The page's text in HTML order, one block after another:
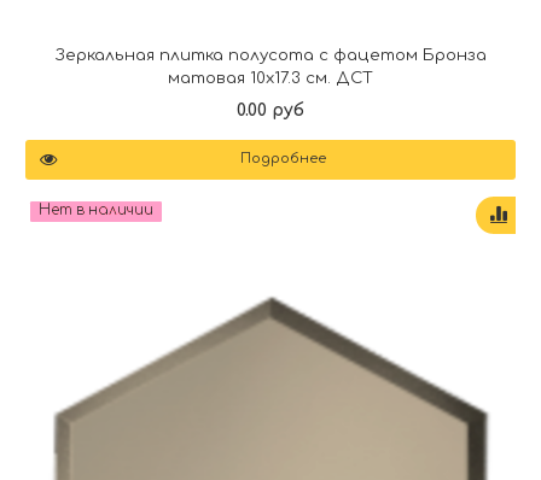
Зеркальная плитка полусота с фацетом Бронза
матовая 10х17.3 см. ДСТ
0.00 руб
Подробнее
Нет в наличии